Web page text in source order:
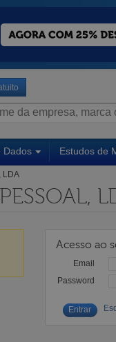
Dados Estudos de
LDA
Acesso ao
Email
Password